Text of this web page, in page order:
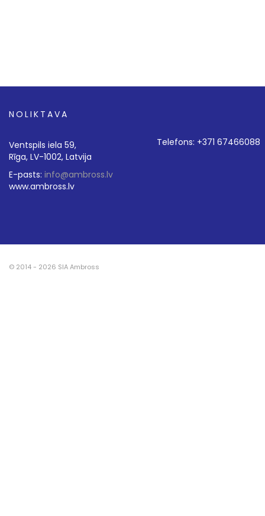
NOLIKTAVA
Ventspils iela 59,
Rīga, LV-1002, Latvija
E-pasts: info@ambross.lv
www.ambross.lv
Telefons: +371 67466088
© 2014 - 2026 SIA Ambross